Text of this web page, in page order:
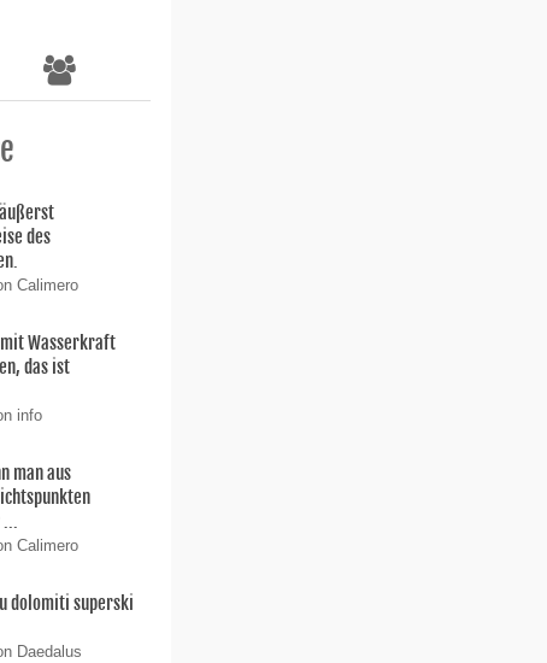
des
Calimero
Wasserkraft
das ist
info
man aus
...
Calimero
dolomiti superski
Daedalus